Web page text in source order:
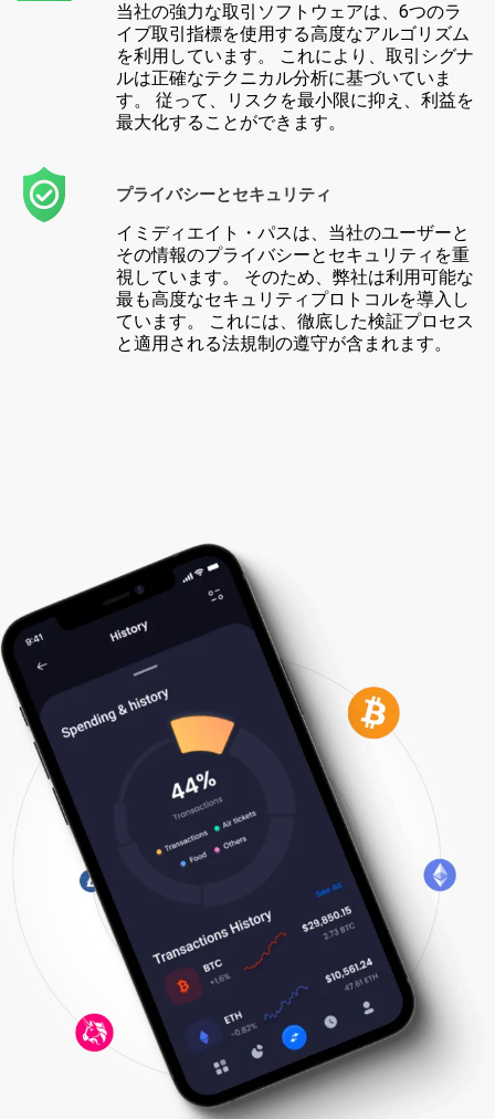
当社の強力な取引ソフトウェアは、6つのラ
イブ取引指標を使用する高度なアルゴリズム
を利用しています。 これにより、取引シグナ
ルは正確なテクニカル分析に基づいていま
す。 従って、リスクを最小限に抑え、利益を
最大化することができます。
プライバシーとセキュリティ
イミディエイト・パスは、当社のユーザーと
その情報のプライバシーとセキュリティを重
視しています。 そのため、弊社は利用可能な
最も高度なセキュリティプロトコルを導入し
ています。 これには、徹底した検証プロセス
と適用される法規制の遵守が含まれます。